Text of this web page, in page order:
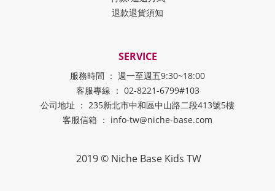
退款退貨須知
SERVICE
服務時間 ： 週一至週五9:30~18:00
客服專線 ： 02-8221-6799#103
公司地址 ： 235新北市中和區中山路二段413號5樓
客服信箱 ： info-tw@niche-base.com
2019 © Niche Base Kids TW